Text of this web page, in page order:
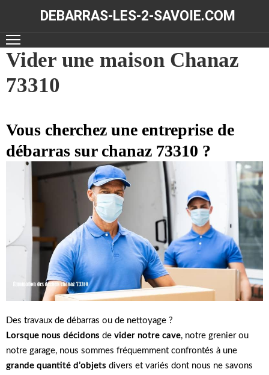
DEBARRAS-LES-2-SAVOIE.COM
ACCUEIL
DÉBARRAS
RÉALISATIONS
CONTACT
Vider une maison Chanaz
73310
Vous cherchez une entreprise de
débarras sur chanaz 73310 ?
Des travaux de débarras ou de nettoyage ?
Lorsque nous décidons de vider notre cave, notre grenier ou
notre garage, nous sommes fréquemment confrontés à une
grande quantité d’objets divers et variés dont nous ne savons